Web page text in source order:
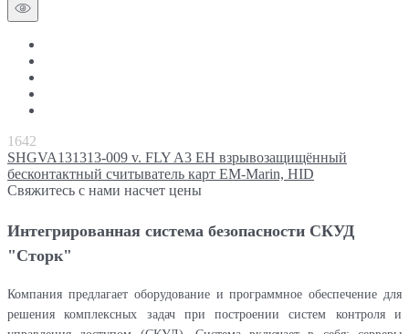
1642
SHGVA131313-009 v. FLY A3 EH взрывозащищённый
бесконтактный считыватель карт EM-Marin, HID
Свяжитесь с нами насчет цены
Интегрированная система безопасности СКУД
"Сторк"
Компания предлагает оборудование и программное обеспечение для
решения комплексных задач при построении систем контроля и